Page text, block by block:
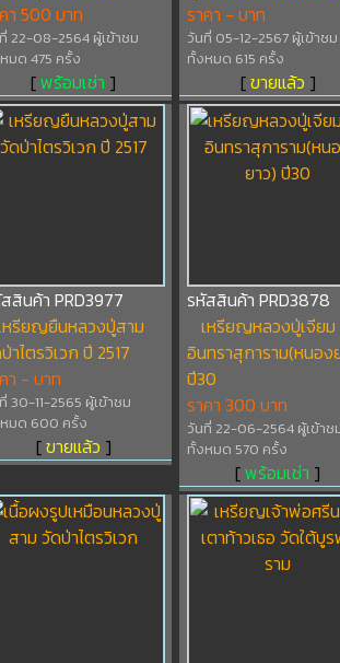
า 500 บาท
22-08-2564 ผู้เข้าชม
มด 475 ครั้ง
[พร้อมเช่า ]
ราคา - บาท
วันที่ 05-12-2567 ผู้เข้าชม
ทั้งหมด 615 ครั้ง
[ขายแล้ว ]
สินค้า PRD3977
หรียญยืนหลวงปู่สาม
าไตรวิเวก ปี 2517
า - บาท
30-11-2565 ผู้เข้าชม
มด 600 ครั้ง
[ขายแล้ว ]
รหัสสินค้า PRD3878
เหรียญหลวงปู่เจียม
อินทราสุการาม(หนอง
ปี30
ราคา 300 บาท
วันที่ 22-06-2564 ผู้เข้าช
ทั้งหมด 570 ครั้ง
[พร้อมเช่า ]